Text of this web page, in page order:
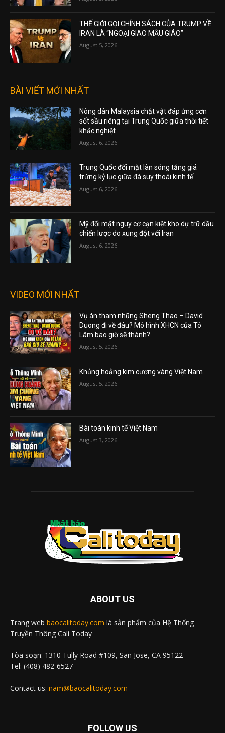
THẾ GIỚI GỌI CHÍNH SÁCH CỦA TRUMP VỀ
IRAN LÀ “NGOẠI GIAO MẪU GIÁO”
August 5, 2026
BÀI VIẾT MỚI NHẤT
Nông dân Malaysia chật vật đáp ứng cơn
sốt sầu riêng tại Trung Quốc giữa thời tiết
khắc nghiệt
August 6, 2026
Trung Quốc đối mặt làn sóng tăng giá
trứng kỷ lục giữa đà suy thoái kinh tế
August 6, 2026
Mỹ đối mặt nguy cơ cạn kiệt kho dự trữ dầu
chiến lược do xung đột với Iran
August 6, 2026
VIDEO MỚI NHẤT
Vụ án tham nhũng Sheng Thao – David
Duong đi về đâu? Mô hình XHCN của Tô
Lâm bao giờ sẽ thành?
August 5, 2026
Khủng hoảng kim cương vàng Việt Nam
August 5, 2026
Bài toán kinh tế Việt Nam
August 3, 2026
ABOUT US
Trang web baocalitoday.com là sản phẩm của Hệ Thống
Truyền Thông Cali Today
Tòa soạn: 1310 Tully Road #109, San Jose, CA 95122
Tel: (408) 482-6527
Contact us: nam@baocalitoday.com
FOLLOW US